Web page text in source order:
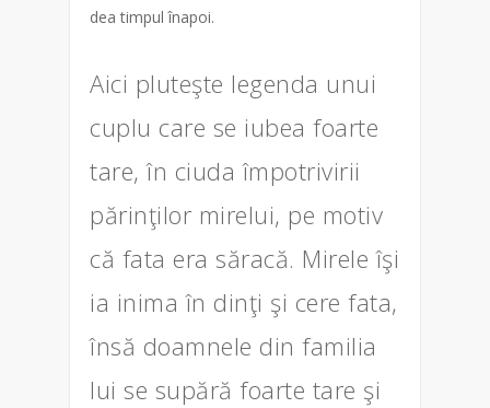
dea timpul înapoi.
Aici pluteşte legenda unui
cuplu care se iubea foarte
tare, în ciuda împotrivirii
părinţilor mirelui, pe motiv
că fata era săracă. Mirele îşi
ia inima în dinţi şi cere fata,
însă doamnele din familia
lui se supără foarte tare şi